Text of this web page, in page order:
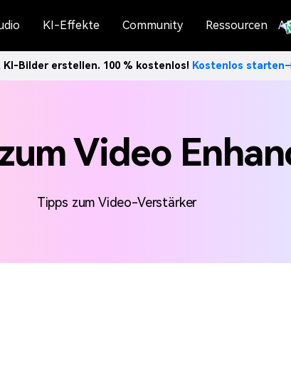
KI-Effekte Community Ressourcen
Bilder erstellen. 100 % kostenlos! Kostenlos
Video
Tipps zum Video-Verstärker